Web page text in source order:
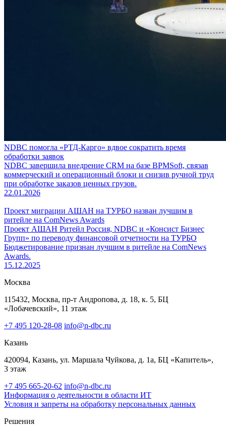
NDBC помогла «РТД-Карго» вдвое сократить время
обработки заявок
NDBC завершила внедрение CRM на базе BPMSoft, связав
коммерческий и операционный блоки и снизив ручной труд
при обработке заказов ценных грузов.
22.01.2026
Проект миграции АШАН на ТУРБО назван лучшим в
ритейле на ComNews Awards
Проект АШАН Ритейл Россия, NDBC и «Консист Бизнес
Групп» по переводу финансовой отчетности на ТУРБО
Бюджетирование признан лучшим в ритейле на ComNews
Awards.
15.12.2025
Москва
115432, Москва, пр-т Андропова, д. 18, к. 5, БЦ
«Лобачевский», 11 этаж
+7 495 120-28-08 info@n-dbc.ru
Казань
420094, Казань, ул. Маршала Чуйкова, д. 1а, БЦ «Капитель»,
3 этаж
+7 495 665-20-62 info@n-dbc.ru
Информация о деятельности в области ИТ
Условия и запреты на обработку персональных данных
Решения